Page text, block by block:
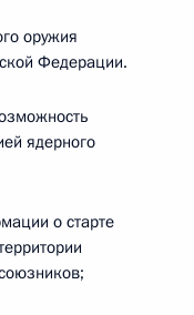
оружия
Федерации.
ядерного
о старте